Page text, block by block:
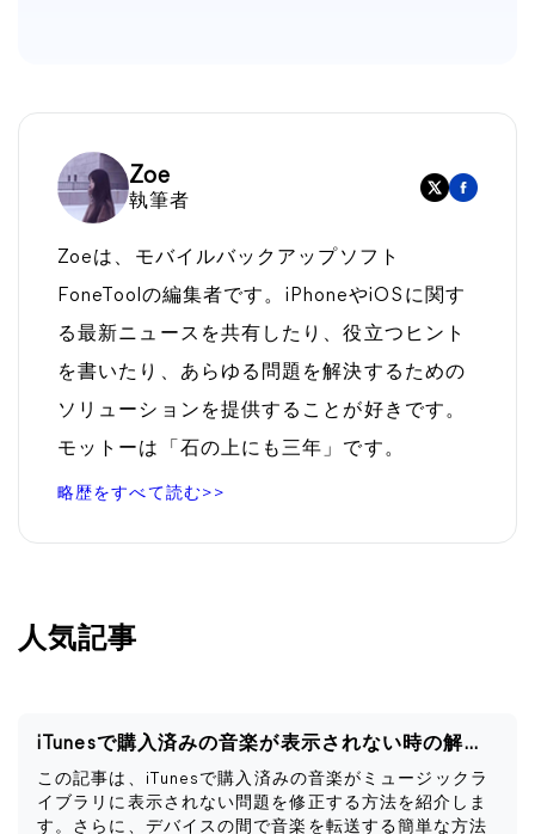
Zoe
執筆者
Zoeは、モバイルバックアップソフト
FoneToolの編集者です。iPhoneやiOSに関す
る最新ニュースを共有したり、役立つヒント
を書いたり、あらゆる問題を解決するための
ソリューションを提供することが好きです。
モットーは「石の上にも三年」です。
略歴をすべて読む>>
人気記事
iTunesで購入済みの音楽が表示されない時の解決策
この記事は、iTunesで購入済みの音楽がミュージックラ
イブラリに表示されない問題を修正する方法を紹介しま
す。さらに、デバイスの間で音楽を転送する簡単な方法